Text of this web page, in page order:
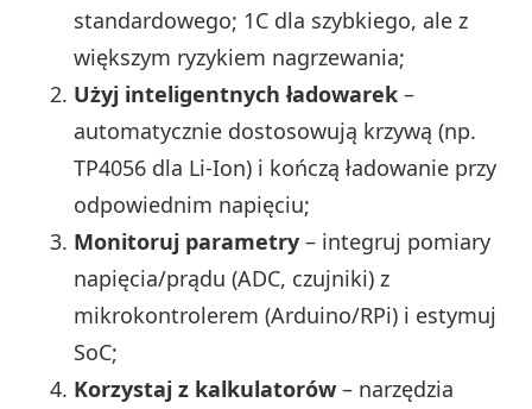
standardowego; 1C dla szybkiego, ale z
większym ryzykiem nagrzewania;
Użyj inteligentnych ładowarek –
automatycznie dostosowują krzywą (np.
TP4056 dla Li‑Ion) i kończą ładowanie przy
odpowiednim napięciu;
Monitoruj parametry – integruj pomiary
napięcia/prądu (ADC, czujniki) z
mikrokontrolerem (Arduino/RPi) i estymuj
SoC;
Korzystaj z kalkulatorów – narzędzia